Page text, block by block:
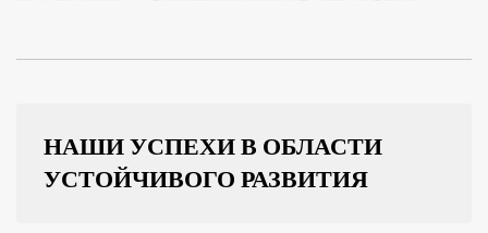
НАШИ УСПЕХИ В ОБЛАСТИ
УСТОЙЧИВОГО РАЗВИТИЯ